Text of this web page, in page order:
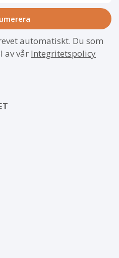
automatiskt. Du som
av vår Integritetspolicy